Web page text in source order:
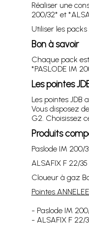
Réaliser une
200/32* et
Utiliser les
Bon à savoir
Chaque pack
*PASLODE IM
Les pointes
Les pointes
Vous disposez
G2. Choisissez
Produits
Paslode IM 200/
ALSAFIX F 22/
Cloueur à gaz
Pointes
- Paslode IM
- ALSAFIX F 22/